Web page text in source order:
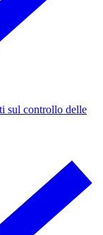
sul controllo delle